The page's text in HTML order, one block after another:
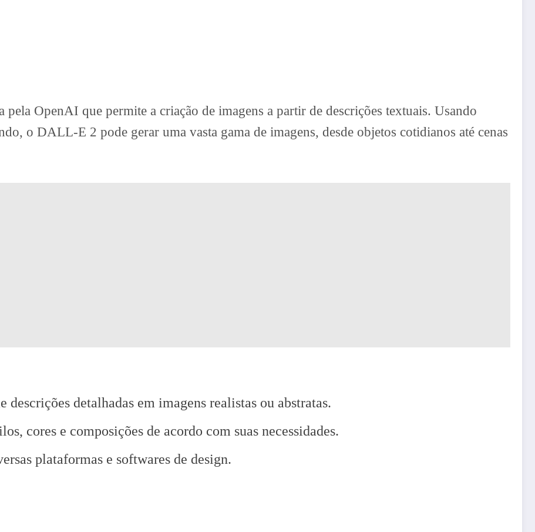
OpenAI que permite a criação de imagens a partir de descrições textuais. Usando
o DALL-E 2 pode gerar uma vasta gama de imagens, desde objetos cotidianos até cenas
descrições detalhadas em imagens realistas ou abstratas.
cores e composições de acordo com suas necessidades.
plataformas e softwares de design.